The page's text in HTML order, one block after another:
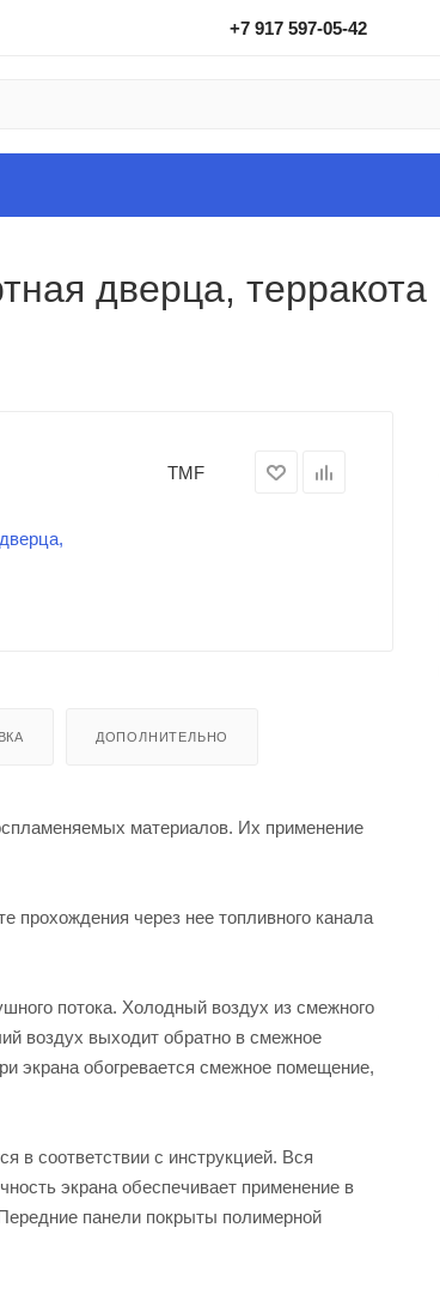
+7 917 597-05-42
дверца, терракота
TMF
ДОПОЛНИТЕЛЬНО
материалов. Их применение
прохождения через нее топливного канала
потока. Холодный воздух из смежного
воздух выходит обратно в смежное
экрана обогревается смежное помещение,
в соответствии с инструкцией. Вся
экрана обеспечивает применение в
панели покрыты полимерной